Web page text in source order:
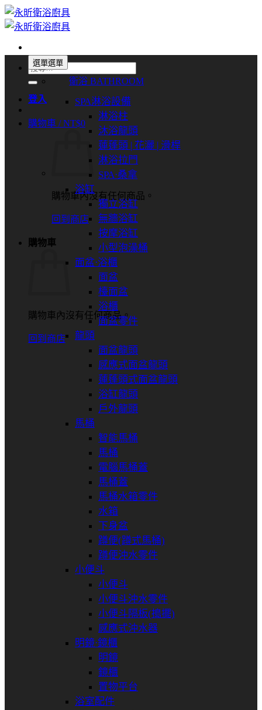
Skip
to
content
搜
尋
關
字:
登入
購物車 /NT$0
購物車內沒有任何商品。
回到商店
購物車
購物車內沒有任何商品。
回到商店
選單選單
衛浴 BATHROOM
SPA淋浴設備
淋浴柱
沐浴龍頭
蓮蓬頭 | 花灑 | 滑桿
淋浴拉門
SPA⋅桑拿
浴缸
獨立浴缸
無牆浴缸
按摩浴缸
小型泡澡桶
面盆⋅浴櫃
面盆
檯面盆
浴櫃
面盆零件
龍頭
面盆龍頭
感應式面盆龍頭
蓮蓬頭式面盆龍頭
浴缸龍頭
戶外龍頭
馬桶
智能馬桶
馬桶
電腦馬桶蓋
馬桶蓋
馬桶水箱零件
水箱
下身盆
蹲便(蹲式馬桶)
蹲便沖水零件
小便斗
小便斗
小便斗沖水零件
小便斗隔板(搗擺)
感應式沖水器
明鏡⋅鏡櫃
明鏡
鏡櫃
置物平台
浴室配件